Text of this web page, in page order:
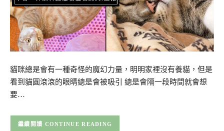
貓咪總是會有一種奇怪的魔幻力量，明明家裡沒有養貓，但是
看到貓圓滾滾的眼睛總是會被吸引 總是會隔一段時間就會想
要…
CONTINUE READING